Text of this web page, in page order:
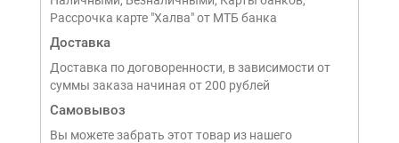
Рассрочка карте "Халва" от МТБ банка
Доставка
Доставка по договоренности, в зависимости от
суммы заказа начиная от 200 рублей
Самовывоз
Вы можете забрать этот товар из нашего